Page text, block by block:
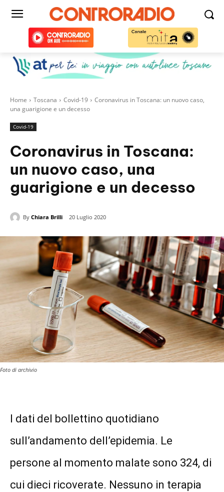
Home Toscana Covid-19
Coronavirus in Toscana: un nuovo caso,
una guarigione e un decesso
Covid-19
Coronavirus in Toscana:
un nuovo caso, una
guarigione e un decesso
By Chiara Brilli 20 Luglio 2020
Foto di archivio
I dati del bollettino quotidiano
sull’andamento dell’epidemia. Le
persone al momento malate sono 324, di
cui dieci ricoverate. Nessuno in terapia